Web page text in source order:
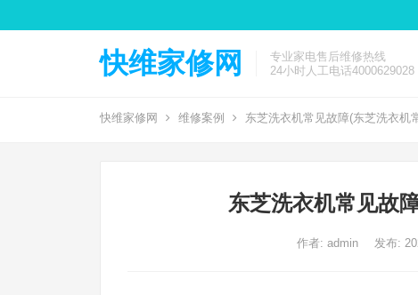
快维家修网
专业家电售后维修热线
24小时人工电话4000629028
快维家修网 维修案例 东芝洗衣机常见故障(东芝洗衣机
东芝洗衣机常见故
作者: admin 发布: